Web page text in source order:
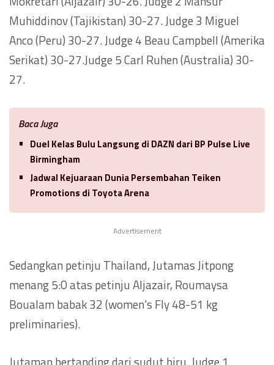
Muhiddinov (Tajikistan) 30-27. Judge 3 Miguel
Anco (Peru) 30-27. Judge 4 Beau Campbell (Amerika
Serikat) 30-27.Judge 5 Carl Ruhen (Australia) 30-
27.
Baca Juga
Duel Kelas Bulu Langsung di DAZN dari BP Pulse Live
Birmingham
Jadwal Kejuaraan Dunia Persembahan Teiken
Promotions di Toyota Arena
Advertisement
Sedangkan petinju Thailand, Jutamas Jitpong
menang 5:0 atas petinju Aljazair, Roumaysa
Boualam babak 32 (women’s Fly 48-51 kg
preliminaries).
Jutaman bertanding dari sudut biru. Judge 1